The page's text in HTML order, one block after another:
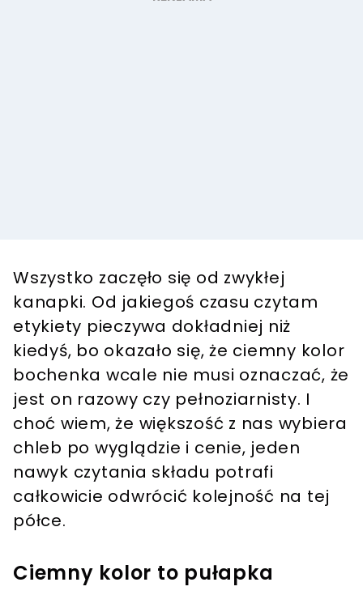
Wszystko zaczęło się od zwykłej
kanapki. Od jakiegoś czasu czytam
etykiety pieczywa dokładniej niż
kiedyś, bo okazało się, że ciemny kolor
bochenka wcale nie musi oznaczać, że
jest on razowy czy pełnoziarnisty. I
choć wiem, że większość z nas wybiera
chleb po wyglądzie i cenie, jeden
nawyk czytania składu potrafi
całkowicie odwrócić kolejność na tej
półce.
Ciemny kolor to pułapka